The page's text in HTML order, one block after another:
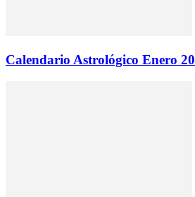
Calendario Astrológico Enero